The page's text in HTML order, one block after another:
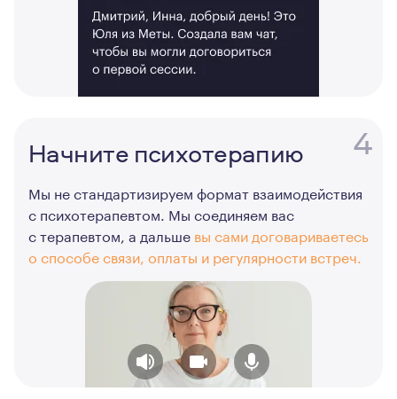
4
Начните психотерапию
Мы не стандартизируем формат взаимодействия
с психотерапевтом. Мы соединяем вас
с терапевтом, а дальше вы сами договариваетесь
о способе связи, оплаты и регулярности встреч.